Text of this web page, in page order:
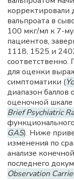
вальпроата в
100 мкг/мл к 7-
пациентов,
1118, 1525 и
соответственно.
для оценки
симптоматики (
диапазон баллов
оценочной шкале
Brief Psychiatric
GAS). Ниже
изменения по
анализе
последнего
Observation